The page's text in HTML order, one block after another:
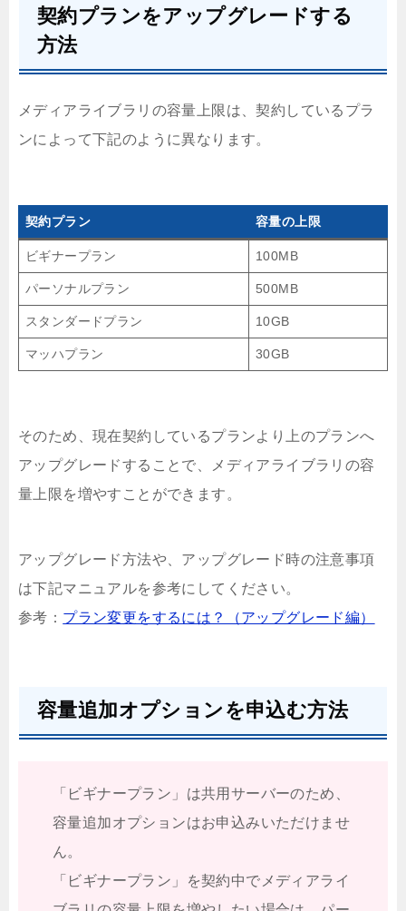
契約プランをアップグレードする
方法
メディアライブラリの容量上限は、契約しているプラ
ンによって下記のように異なります。
契約プラン 容量の上限
ビギナープラン 100MB
パーソナルプラン 500MB
スタンダードプラン 10GB
マッハプラン 30GB
そのため、現在契約しているプランより上のプランへ
アップグレードすることで、メディアライブラリの容
量上限を増やすことができます。
アップグレード方法や、アップグレード時の注意事項
は下記マニュアルを参考にしてください。
参考： プラン変更をするには？（アップグレード編）
容量追加オプションを申込む方法
「ビギナープラン」は共用サーバーのため、
容量追加オプションはお申込みいただけませ
ん。
「ビギナープラン」を契約中でメディアライ